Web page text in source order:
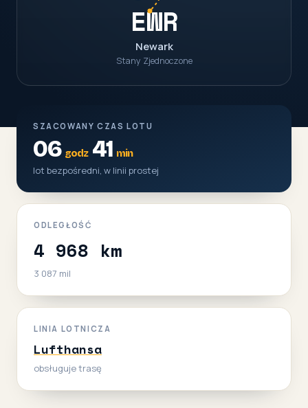
EWR
Newark
Stany Zjednoczone
SZACOWANY CZAS LOTU
06 godz41 min
lot bezpośredni, w linii prostej
ODLEGŁOŚĆ
4 968 km
3 087 mil
LINIA LOTNICZA
Lufthansa
obsługuje trasę